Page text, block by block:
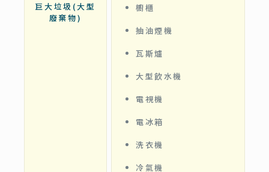
巨大垃圾(大型
廢棄物)
櫥櫃
抽油煙機
瓦斯爐
大型飲水機
電視機
電冰箱
洗衣機
冷氣機